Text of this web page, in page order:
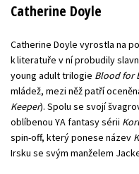
Catherine Doyle
Catherine Doyle vyrostla na
k literatuře v ní probudily
young adult trilogie Blood for
mládež, mezi něž patří
Keeper). Spolu se svojí
oblíbenou YA fantasy sérii
spin-off, který ponese název
Irsku se svým manželem